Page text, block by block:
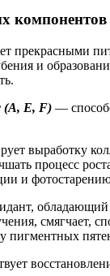
компонентов
прекрасными
и
(А, E, F) —
выработку
процесс
и
обладающий
смягчает,
пигментных